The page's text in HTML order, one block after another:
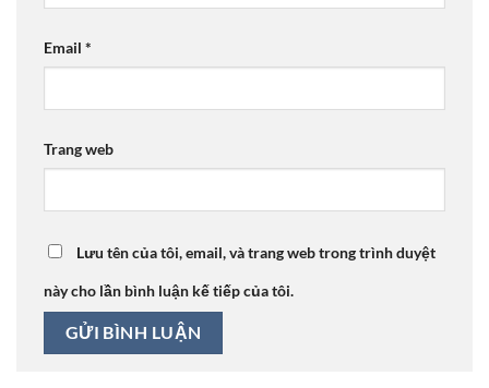
Email *
Trang web
Lưu tên của tôi, email, và trang web trong trình duyệt
này cho lần bình luận kế tiếp của tôi.